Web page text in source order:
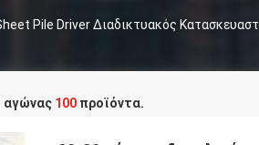
Pile Driver Διαδικτυακός
αγώνας 100 προϊόντα.